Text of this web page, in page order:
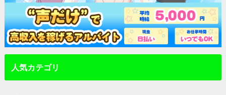
人気カテゴリ